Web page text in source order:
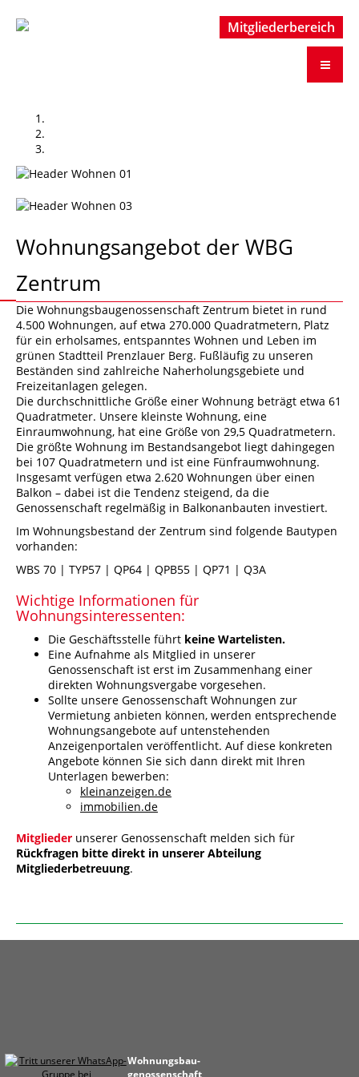
Mitgliederbereich
Mitgliederbereich
Wohnungsangebot der WBG
Zentrum
Die Wohnungsbaugenossenschaft Zentrum bietet in rund
4.500 Wohnungen, auf etwa 270.000 Quadratmetern, Platz
für ein erholsames, entspanntes Wohnen und Leben im
grünen Stadtteil Prenzlauer Berg. Fußläufig zu unseren
Beständen sind zahlreiche Naherholungsgebiete und
Freizeitanlagen gelegen.
Die durchschnittliche Größe einer Wohnung beträgt etwa 61
Quadratmeter. Unsere kleinste Wohnung, eine
Einraumwohnung, hat eine Größe von 29,5 Quadratmetern.
Die größte Wohnung im Bestandsangebot liegt dahingegen
bei 107 Quadratmetern und ist eine Fünfraumwohnung.
Insgesamt verfügen etwa 2.620 Wohnungen über einen
Balkon – dabei ist die Tendenz steigend, da die
Genossenschaft regelmäßig in Balkonanbauten investiert.
Im Wohnungsbestand der Zentrum sind folgende Bautypen
vorhanden:
WBS 70 | TYP57 | QP64 | QPB55 | QP71 | Q3A
Wichtige Informationen für
Wohnungsinteressenten:
Die Geschäftsstelle führt keine Wartelisten.
Eine Aufnahme als Mitglied in unserer
Genossenschaft ist erst im Zusammenhang einer
direkten Wohnungsvergabe vorgesehen.
Sollte unsere Genossenschaft Wohnungen zur
Vermietung anbieten können, werden entsprechende
Wohnungsangebote auf untenstehenden
Anzeigenportalen veröffentlicht. Auf diese konkreten
Angebote können Sie sich dann direkt mit Ihren
Unterlagen bewerben:
kleinanzeigen.de
immobilien.de
Mitglieder unserer Genossenschaft melden sich für
Rückfragen bitte direkt in unserer Abteilung
Mitgliederbetreuung.
Wohnungs­bau­
genossen­schaft